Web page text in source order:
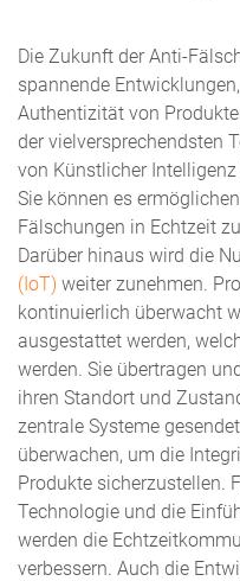
Die Zukunft der Anti-
spannende
Authentizität von
der vielversprechendsten
von Künstlicher
Sie können es
Fälschungen in Echtzeit
Darüber hinaus wird die
(IoT) weiter zunehmen.
kontinuierlich überwacht
ausgestattet werden,
werden. Sie übertragen
ihren Standort und
zentrale Systeme
überwachen, um die
Produkte sicherzustellen.
Technologie und die
werden die
verbessern. Auch die